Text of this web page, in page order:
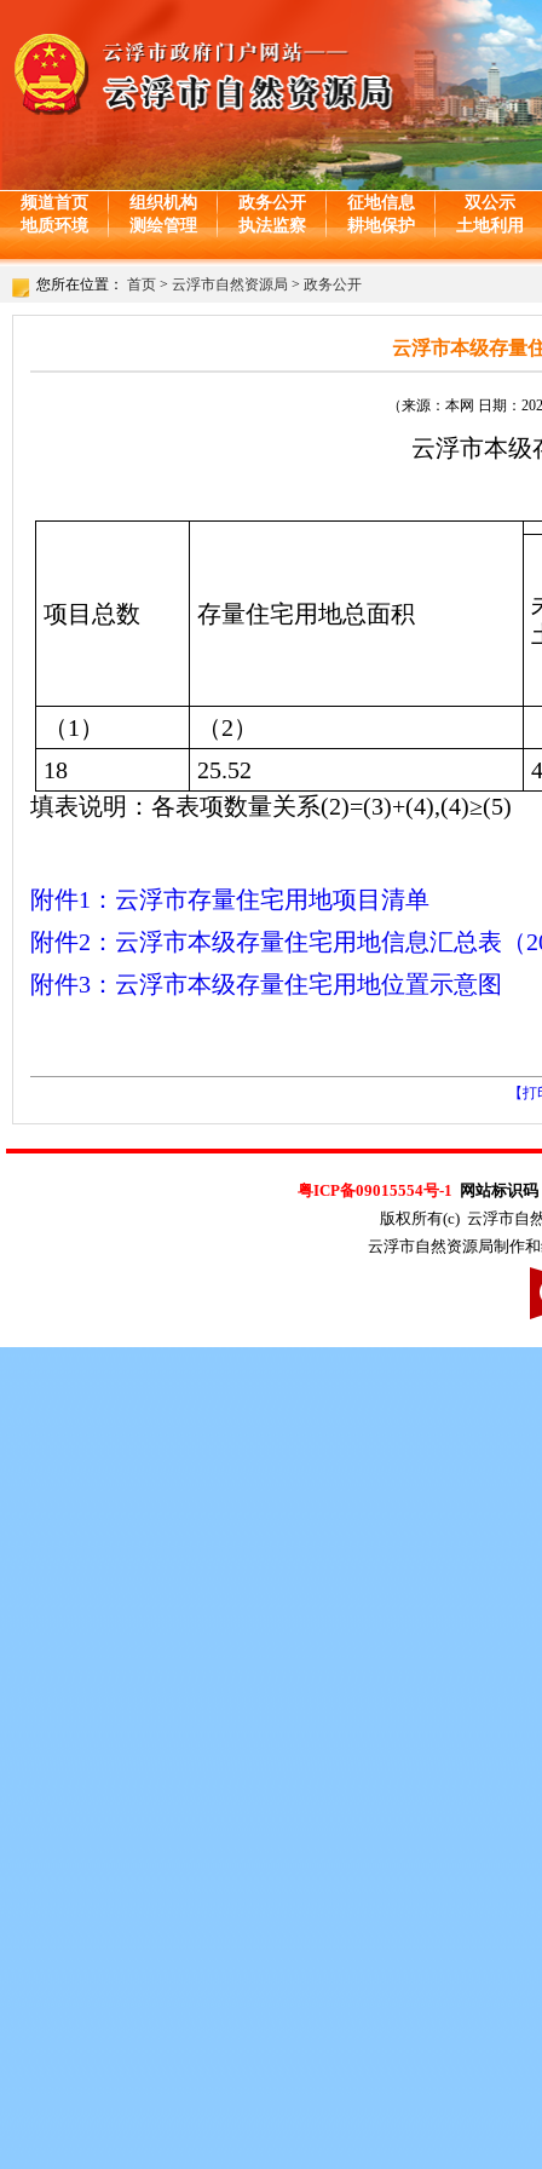
频道首页 组织机构 政务公开 征地信息
双公示
地质环境
测绘管理 执法监察 耕地保护 土地利用
您所在位置： 首页 > 云浮市自然资源局 > 政务公开
云浮市本级存量
（来源：本网 日期：
云浮市本级
项目总数 存量住宅用地总面积
（1） （2）
18
25.52
填表说明：各表项数量关系(2)=(3)+(4),(4)≥(5)
附件1：云浮市存量住宅用地项目清单
附件2：云浮市本级存量住宅用地信息汇总表（
附件3：云浮市本级存量住宅用地位置示意图
【
粤ICP备09015554号-1 网站标识
版权所有(c) 云浮市自
云浮市自然资源局制作